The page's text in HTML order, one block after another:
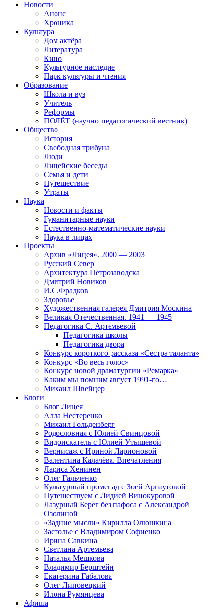
Новости
Анонс
Хроника
Культура
Дом актёра
Литература
Кино
Культурное наследие
Парк культуры и чтения
Образование
Школа и вуз
Учитель
Реформы
ПОЛЁТ (научно-педагогический вестник)
Общество
История
Свободная трибуна
Люди
Лицейские беседы
Семья и дети
Путешествие
Утраты
Наука
Новости и факты
Гуманитарные науки
Естественно-математические науки
Наука в лицах
Проекты
Архив «Лицея». 2000 — 2003
Русский Север
Архитектура Петрозаводска
Дмитрий Новиков
И.С.Фрадков
Здоровье
Художественная галерея Дмитрия Москина
Великая Отечественная. 1941 — 1945
Педагогика С. Артемьевой
Педагогика школы
Педагогика двора
Конкурс короткого рассказа «Сестра таланта»
Конкурс «Во весь голос»
Конкурс новой драматургии «Ремарка»
Каким мы помним август 1991-го…
Михаил Швейцер
Блоги
Блог Лицея
Алла Нестеренко
Михаил Гольденберг
Родословная с Юлией Свинцовой
Видоискатель с Юлией Утышевой
Вернисаж с Ириной Ларионовой
Валентина Калачёва. Впечатления
Лариса Хенинен
Олег Гальченко
Культурный променад с Зоей Арнаутовой
Путешествуем с Лидией Винокуровой
Лазурный Берег без пафоса с Александрой
Озолиной
«Задние мысли» Кирилла Олюшкина
Застолье с Владимиром Софиенко
Ирина Савкина
Светлана Артемьева
Наталья Мешкова
Владимир Берштейн
Екатерина Габалова
Олег Липовецкий
Илона Румянцева
Афиша